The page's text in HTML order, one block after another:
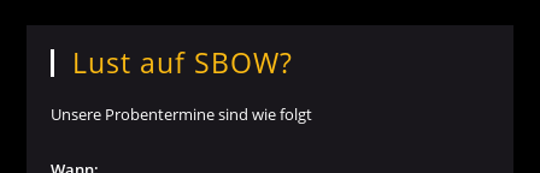
Lust auf SBOW?
Unsere Probentermine sind wie folgt